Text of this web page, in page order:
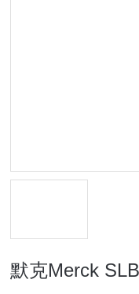
默克Merck